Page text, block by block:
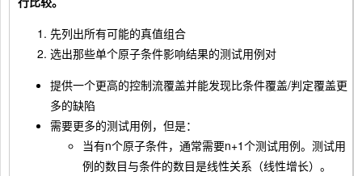
先列出所有可能的真值组合
选出那些单个原子条件影响结果的测试用例对
提供一个更高的控制流覆盖并能发现比条件覆盖/判定覆盖更
多的缺陷
需要更多的测试用例，但是：
当有n个原子条件，通常需要n+1个测试用例。测试用
例的数目与条件的数目是线性关系（线性增长）。